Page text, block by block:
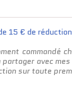
commandé
partager avec
sur toute